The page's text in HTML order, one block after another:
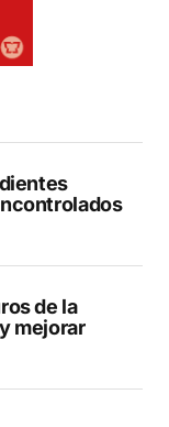
de la
mejorar